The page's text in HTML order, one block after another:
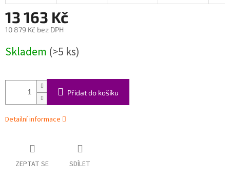
13 163 Kč
10 879 Kč bez DPH
cena:
Skladem (>5 ks)
Přidat do košíku
Detailní informace
ZEPTAT SE SDÍLET